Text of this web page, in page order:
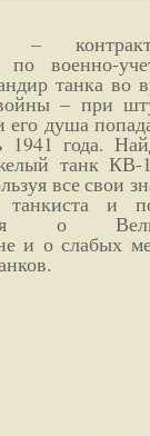
–
по военно-
танка во
– при
его душа
1941 года.
танк
все свои
танкиста и
о
и о слабых